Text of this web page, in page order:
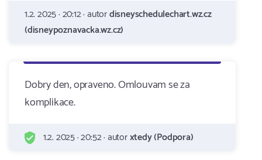
1.2. 2025 · 20:12 · autordisneyschedulechart.wz.cz
(disneypoznavacka.wz.cz)
Dobry den, opraveno. Omlouvam se za
komplikace.
1.2. 2025 · 20:52 · autorxtedy (Podpora)